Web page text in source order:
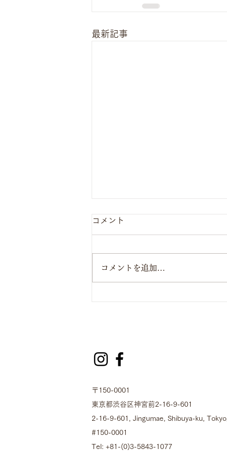
最新記事
オリジナルデザイン扇
コメント
コメントを追加…
〒150-0001
東京都渋谷区神宮前2-16-9-601
2-16-9-601, Jingumae, Shibuya-ku, Tokyo,
#150-0001
Tel: +81-(0)3-5843-1077